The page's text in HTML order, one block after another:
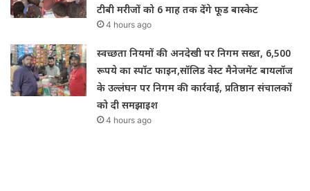
टीबी मरीजों को 6 माह तक देंगे फूड बास्केट
4 hours ago
स्वच्छता नियमों की अनदेखी पर निगम सख्त, 6,500
रूपये का स्पॉट फाइन,सॉलिड वेस्ट मैनेजमेंट बायलॉज
के उल्लंघन पर निगम की कार्रवाई, प्रतिष्ठान संचालकों
को दी समझाइश
4 hours ago